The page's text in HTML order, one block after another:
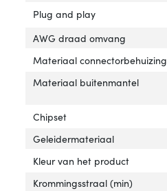
Plug and play
AWG draad omvang
Materiaal connectorbehuizing
Materiaal buitenmantel
Chipset
Geleidermateriaal
Kleur van het product
Krommingsstraal (min)